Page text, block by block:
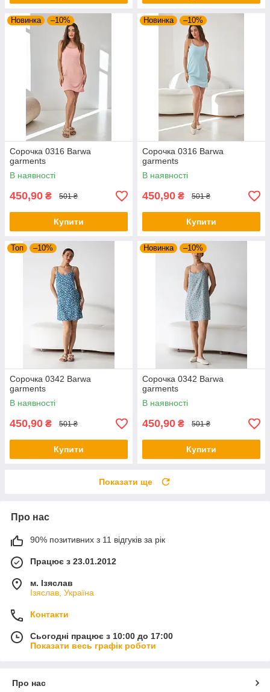
Новинка –10%
Сорочка 0316 Barwa
garments
В наявності
450,90 ₴ 501 ₴
Купити
Новинка –10%
Сорочка 0316 Barwa
garments
В наявності
450,90 ₴ 501 ₴
Купити
Топ –10%
Сорочка 0342 Barwa
garments
В наявності
450,90 ₴ 501 ₴
Купити
Новинка –10%
Сорочка 0342 Barwa
garments
В наявності
450,90 ₴ 501 ₴
Купити
Показати ще
Про нас
90% позитивних з 11 відгуків за рік
Працює з 23.01.2012
м. Ізяслав
Ізяслав, Україна
Контакти
Сьогодні працює з 10:00 до 17:00
Показати весь графік роботи
Про нас